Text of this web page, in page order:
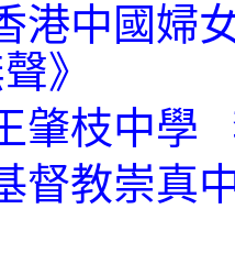
港中國婦
》
肇枝中學
督教崇真